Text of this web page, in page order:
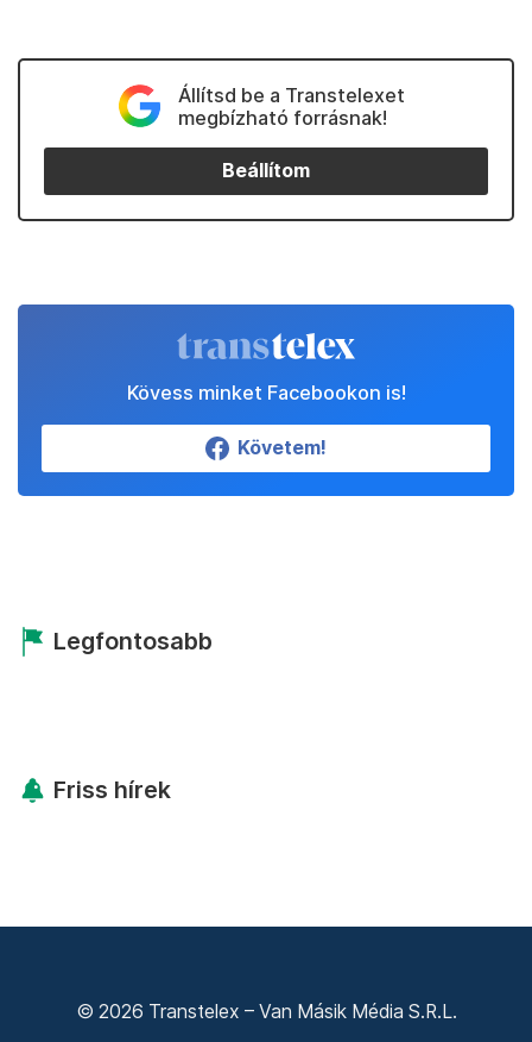
Állítsd be a Transtelexet
megbízható forrásnak!
Beállítom
Kövess minket Facebookon is!
Követem!
Legfontosabb
Friss hírek
© 2026 Transtelex – Van Másik Média S.R.L.